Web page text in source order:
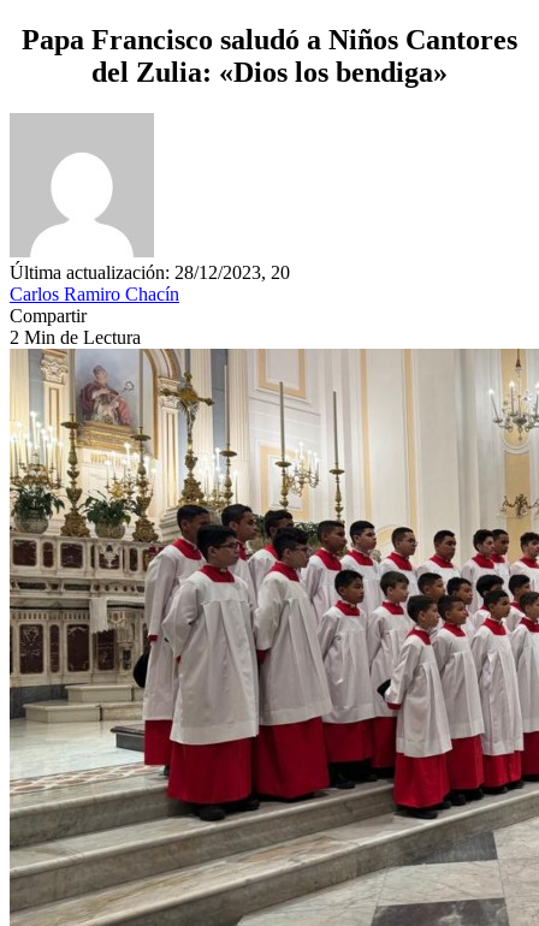
Papa Francisco saludó a Niños Cantores
del Zulia: «Dios los bendiga»
Última actualización: 28/12/2023, 20
Carlos Ramiro Chacín
Compartir
2 Min de Lectura